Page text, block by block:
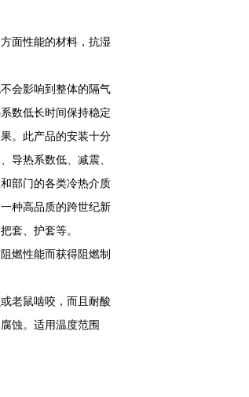
面性能的材料，抗湿
会影响到整体的隔气
数低长时间保持稳定
。此产品的安装十分
导热系数低、减震、
部门的各类冷热介质
种高品质的跨世纪新
套、护套等。
燃性能而获得阻燃制
老鼠啮咬，而且耐酸
蚀。适用温度范围